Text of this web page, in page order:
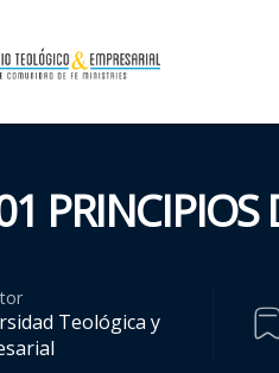
PRINCIPIOS
Teológica y